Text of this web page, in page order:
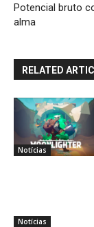
Potencial bruto
alma
RELATED
Notícias
Notícias